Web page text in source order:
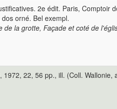
2e édit. Paris, Comptoir
orné. Bel exempl.
la grotte, Façade et coté de
22, 56 pp., ill. (Coll. Wallonie,